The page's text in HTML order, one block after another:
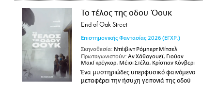
Το τέλος της οδου Όουκ
End of Oak Street
Επιστημονικής Φαντασίας 2026 (ΕΓΧΡ.)
Σκηνοθεσία: Ντέιβιντ Ρόμπερτ Μίτσελ
Πρωταγωνιστούν: Αν Χάθαγουεϊ, Γιούαν
ΜακΓκρέγκορ, Μέισι Στέλα, Κρίστιαν Κόνβερι
Ένα μυστηριώδες υπερφυσικό φαινόμενο
μεταφέρει την ήσυχη γειτονιά της οδού